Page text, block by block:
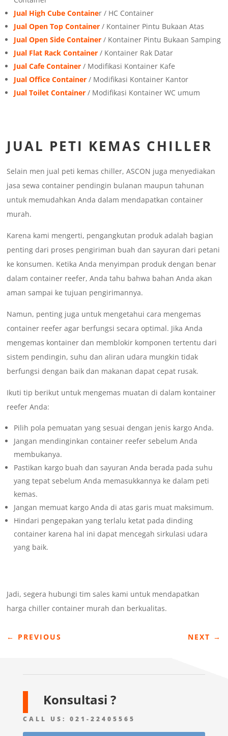
Jual High Cube Container / HC Container
Jual Open Top Container / Kontainer Pintu Bukaan Atas
Jual Open Side Container / Kontainer Pintu Bukaan Samping
Jual Flat Rack Container / Kontainer Rak Datar
Jual Cafe Container / Modifikasi Kontainer Kafe
Jual Office Container / Modifikasi Kontainer Kantor
Jual Toilet Container / Modifikasi Kontainer WC umum
JUAL PETI KEMAS CHILLER
Selain men jual peti kemas chiller, ASCON juga menyediakan
jasa sewa container pendingin bulanan maupun tahunan
untuk memudahkan Anda dalam mendapatkan container
murah.
Karena kami mengerti, pengangkutan produk adalah bagian
penting dari proses pengiriman buah dan sayuran dari petani
ke konsumen. Ketika Anda menyimpan produk dengan benar
dalam container reefer, Anda tahu bahwa bahan Anda akan
aman sampai ke tujuan pengirimannya.
Namun, penting juga untuk mengetahui cara mengemas
container reefer agar berfungsi secara optimal. Jika Anda
mengemas kontainer dan memblokir komponen tertentu dari
sistem pendingin, suhu dan aliran udara mungkin tidak
berfungsi dengan baik dan makanan dapat cepat rusak.
Ikuti tip berikut untuk mengemas muatan di dalam kontainer
reefer Anda:
Pilih pola pemuatan yang sesuai dengan jenis kargo Anda.
Jangan mendinginkan container reefer sebelum Anda
membukanya.
Pastikan kargo buah dan sayuran Anda berada pada suhu
yang tepat sebelum Anda memasukkannya ke dalam peti
kemas.
Jangan memuat kargo Anda di atas garis muat maksimum.
Hindari pengepakan yang terlalu ketat pada dinding
container karena hal ini dapat mencegah sirkulasi udara
yang baik.
Jadi, segera hubungi tim sales kami untuk mendapatkan
harga chiller container murah dan berkualitas.
← PREVIOUS NEXT →
Konsultasi ?
CALL US: 021-22405565